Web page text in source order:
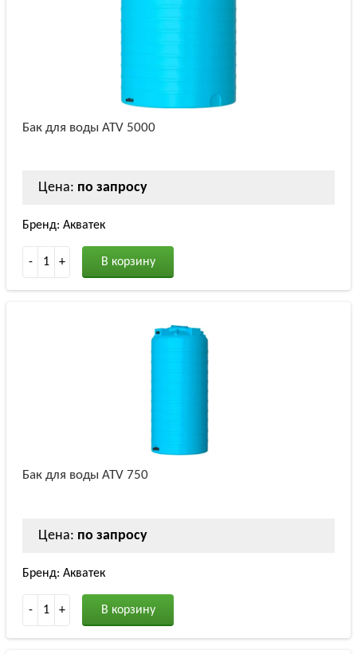
Бак для воды ATV 5000
Цена: по запросу
Бренд: Акватек
- 1 + В корзину
Бак для воды ATV 750
Цена: по запросу
Бренд: Акватек
- 1 + В корзину